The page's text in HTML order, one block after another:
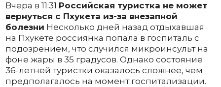
Вчера в 11:31 Российская туристка не может
вернуться с Пхукета из-за внезапной
болезни Несколько дней назад отдыхавшая
на Пхукете россиянка попала в госпиталь с
подозрением, что случился микроинсульт на
фоне жары в 35 градусов. Однако состояние
36-летней туристки оказалось сложнее, чем
предполагалось на момент госпитализации.